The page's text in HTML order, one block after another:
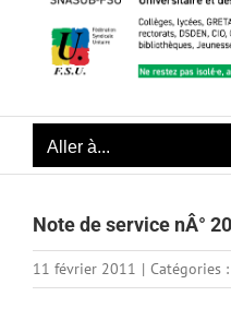
Aller à...
Note de service nÂ°
11 février 2011 | Catégories :